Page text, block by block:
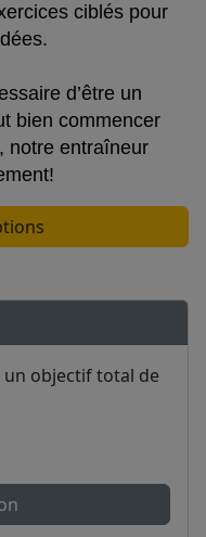
ciblés pour
d’être un
bien commencer
notre entraîneur
un objectif total de